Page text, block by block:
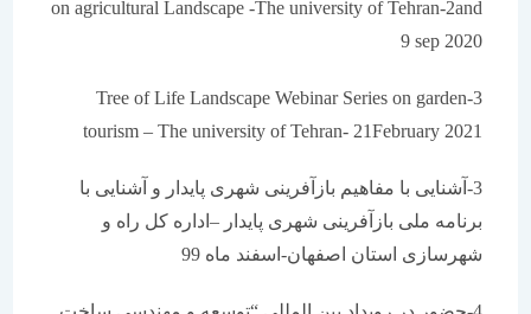
on agricultural Landscape -The university of Tehran-2and
9 sep 2020
3-Tree of Life Landscape Webinar Series on garden
tourism – The university of Tehran- 21February 2021
3-آشنایی با مفاهیم بازآفرینی شهری پایدار و آشنایی با
برنامه ملی بازآفرینی شهری پایدار –اداره کل راه و
شهرسازی استان اصفهان-اسفند ماه 99